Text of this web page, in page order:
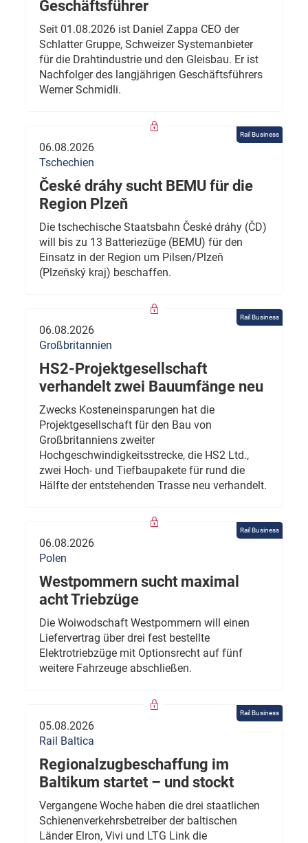
Geschäftsführer
Seit 01.08.2026 ist Daniel Zappa CEO der
Schlatter Gruppe, Schweizer Systemanbieter
für die Drahtindustrie und den Gleisbau. Er ist
Nachfolger des langjährigen Geschäftsführers
Werner Schmidli.
Rail Business
06.08.2026
Tschechien
České dráhy sucht BEMU für die
Region Plzeň
Die tschechische Staatsbahn České dráhy (ČD)
will bis zu 13 Batteriezüge (BEMU) für den
Einsatz in der Region um Pilsen/Plzeň
(Plzeňský kraj) beschaffen.
Rail Business
06.08.2026
Großbritannien
HS2-Projektgesellschaft
verhandelt zwei Bauumfänge neu
Zwecks Kosteneinsparungen hat die
Projektgesellschaft für den Bau von
Großbritanniens zweiter
Hochgeschwindigkeitsstrecke, die HS2 Ltd.,
zwei Hoch- und Tiefbaupakete für rund die
Hälfte der entstehenden Trasse neu verhandelt.
Rail Business
06.08.2026
Polen
Westpommern sucht maximal
acht Triebzüge
Die Woiwodschaft Westpommern will einen
Liefervertrag über drei fest bestellte
Elektrotriebzüge mit Optionsrecht auf fünf
weitere Fahrzeuge abschließen.
Rail Business
05.08.2026
Rail Baltica
Regionalzugbeschaffung im
Baltikum startet – und stockt
Vergangene Woche haben die drei staatlichen
Schienenverkehrsbetreiber der baltischen
Länder Elron, Vivi und LTG Link die